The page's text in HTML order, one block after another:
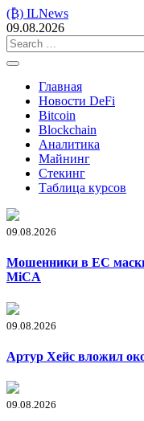
Skip
to
content
(₿) ILNews
09.08.2026
Search
for:
Главная
Новости DeFi
Bitcoin
Blockchain
Аналитика
Майнинг
Стекинг
Таблица курсов
09.08.2026
Мошенники в ЕС
MiCA
09.08.2026
Артур Хейс вложил
09.08.2026